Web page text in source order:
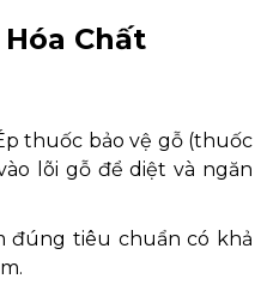
Chất
thuốc bảo vệ gỗ (thuốc
lõi gỗ để diệt và ngăn
đúng tiêu chuẩn có khả